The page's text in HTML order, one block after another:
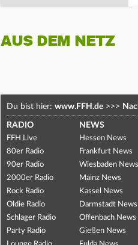
AUS DEM NETZ
Du bist hier: www.FFH.de >>>
RADIO
FFH Live
80er Radio
90er Radio
2000er Radio
Rock Radio
Oldie Radio
Schlager Radio
Party Radio
NEWS
Hessen News
Frankfurt News
Wiesbaden News
Mainz News
Kassel News
Darmstadt News
Offenbach News
Gießen News